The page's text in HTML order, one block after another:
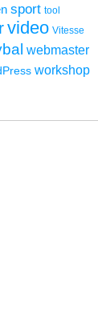
sport tool
video Vitesse
webmaster
workshop